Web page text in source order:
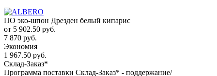
ПО эко-шпон Дрезден белый кипарис
от 5 902.50 руб.
7 870 руб.
Экономия
1 967.50 руб.
Склад-Заказ*
Программа поставки Склад-Заказ* - поддержание/